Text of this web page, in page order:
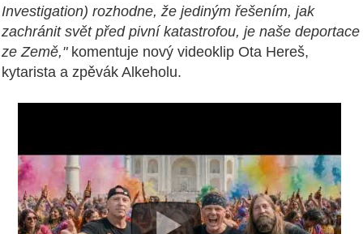
Investigation) rozhodne, že jediným řešením, jak
zachránit svět před pivní katastrofou, je naše deportace
ze Země,"komentuje nový videoklip Ota Hereš,
kytarista a zpěvák Alkeholu.